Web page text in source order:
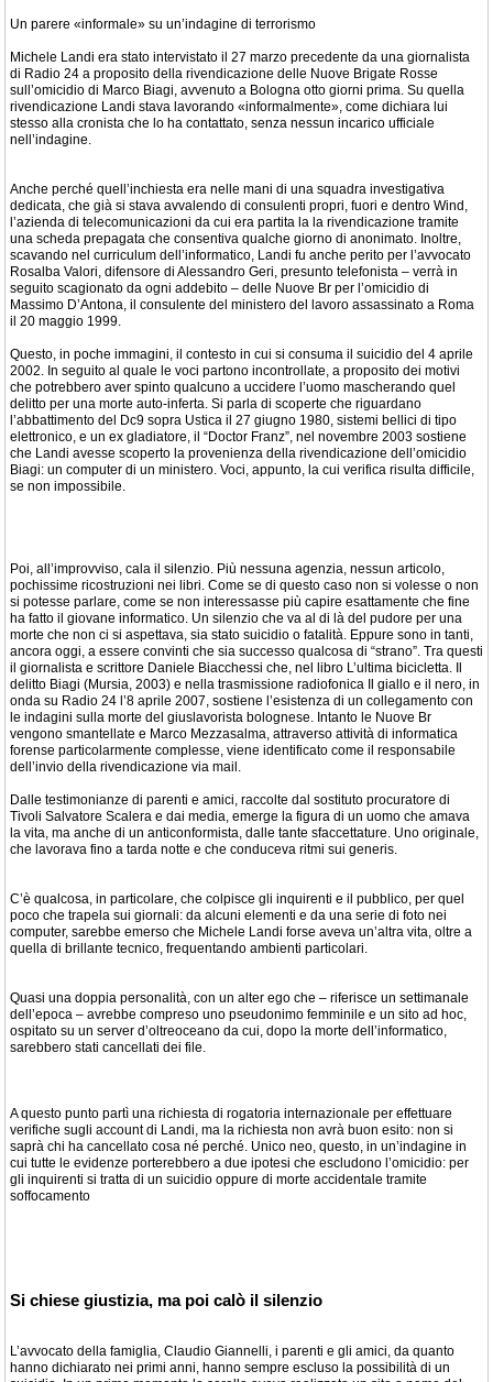
Un parere «informale» su un’indagine di terrorismo
Michele Landi era stato intervistato il 27 marzo precedente da una giornalista
di Radio 24 a proposito della rivendicazione delle Nuove Brigate Rosse
sull’omicidio di Marco Biagi, avvenuto a Bologna otto giorni prima. Su quella
rivendicazione Landi stava lavorando «informalmente», come dichiara lui
stesso alla cronista che lo ha contattato, senza nessun incarico ufficiale
nell’indagine.
Anche perché quell’inchiesta era nelle mani di una squadra investigativa
dedicata, che già si stava avvalendo di consulenti propri, fuori e dentro Wind,
l’azienda di telecomunicazioni da cui era partita la la rivendicazione tramite
una scheda prepagata che consentiva qualche giorno di anonimato. Inoltre,
scavando nel curriculum dell’informatico, Landi fu anche perito per l’avvocato
Rosalba Valori, difensore di Alessandro Geri, presunto telefonista – verrà in
seguito scagionato da ogni addebito – delle Nuove Br per l’omicidio di
Massimo D’Antona, il consulente del ministero del lavoro assassinato a Roma
il 20 maggio 1999.
Questo, in poche immagini, il contesto in cui si consuma il suicidio del 4 aprile
2002. In seguito al quale le voci partono incontrollate, a proposito dei motivi
che potrebbero aver spinto qualcuno a uccidere l’uomo mascherando quel
delitto per una morte auto-inferta. Si parla di scoperte che riguardano
l’abbattimento del Dc9 sopra Ustica il 27 giugno 1980, sistemi bellici di tipo
elettronico, e un ex gladiatore, il “Doctor Franz”, nel novembre 2003 sostiene
che Landi avesse scoperto la provenienza della rivendicazione dell’omicidio
Biagi: un computer di un ministero. Voci, appunto, la cui verifica risulta difficile,
se non impossibile.
Poi, all’improvviso, cala il silenzio. Più nessuna agenzia, nessun articolo,
pochissime ricostruzioni nei libri. Come se di questo caso non si volesse o non
si potesse parlare, come se non interessasse più capire esattamente che fine
ha fatto il giovane informatico. Un silenzio che va al di là del pudore per una
morte che non ci si aspettava, sia stato suicidio o fatalità. Eppure sono in tanti,
ancora oggi, a essere convinti che sia successo qualcosa di “strano”. Tra questi
il giornalista e scrittore Daniele Biacchessi che, nel libro L’ultima bicicletta. Il
delitto Biagi (Mursia, 2003) e nella trasmissione radiofonica Il giallo e il nero, in
onda su Radio 24 l’8 aprile 2007, sostiene l’esistenza di un collegamento con
le indagini sulla morte del giuslavorista bolognese. Intanto le Nuove Br
vengono smantellate e Marco Mezzasalma, attraverso attività di informatica
forense particolarmente complesse, viene identificato come il responsabile
dell’invio della rivendicazione via mail.
Dalle testimonianze di parenti e amici, raccolte dal sostituto procuratore di
Tivoli Salvatore Scalera e dai media, emerge la figura di un uomo che amava
la vita, ma anche di un anticonformista, dalle tante sfaccettature. Uno originale,
che lavorava fino a tarda notte e che conduceva ritmi sui generis.
C’è qualcosa, in particolare, che colpisce gli inquirenti e il pubblico, per quel
poco che trapela sui giornali: da alcuni elementi e da una serie di foto nei
computer, sarebbe emerso che Michele Landi forse aveva un’altra vita, oltre a
quella di brillante tecnico, frequentando ambienti particolari.
Quasi una doppia personalità, con un alter ego che – riferisce un settimanale
dell’epoca – avrebbe compreso uno pseudonimo femminile e un sito ad hoc,
ospitato su un server d’oltreoceano da cui, dopo la morte dell’informatico,
sarebbero stati cancellati dei file.
A questo punto partì una richiesta di rogatoria internazionale per effettuare
verifiche sugli account di Landi, ma la richiesta non avrà buon esito: non si
saprà chi ha cancellato cosa né perché. Unico neo, questo, in un’indagine in
cui tutte le evidenze porterebbero a due ipotesi che escludono l’omicidio: per
gli inquirenti si tratta di un suicidio oppure di morte accidentale tramite
soffocamento
Si chiese giustizia, ma poi calò il silenzio
L’avvocato della famiglia, Claudio Giannelli, i parenti e gli amici, da quanto
hanno dichiarato nei primi anni, hanno sempre escluso la possibilità di un